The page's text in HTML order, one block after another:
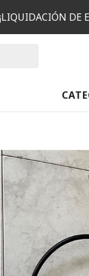
¡LIQUIDACIÓN DE